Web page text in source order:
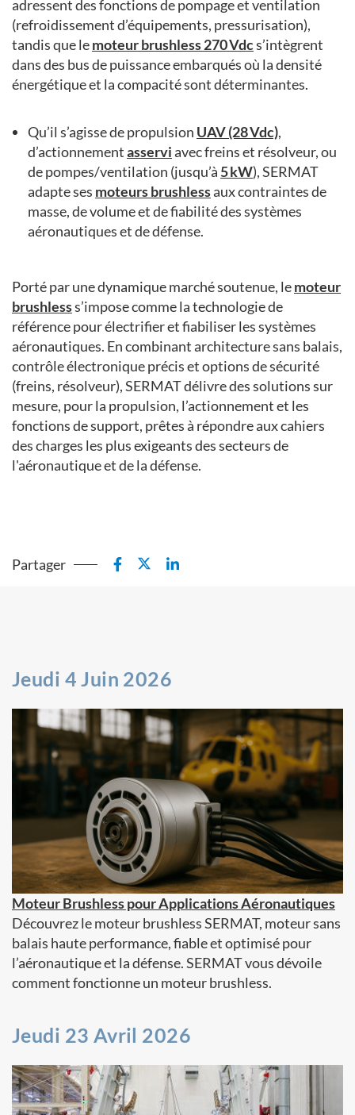
adressent des fonctions de pompage et ventilation
(refroidissement d’équipements, pressurisation),
tandis que lemoteur brushless 270 Vdcs’intègrent
dans des bus de puissance embarqués où la densité
énergétique et la compacité sont déterminantes.
Qu’il s’agisse de propulsion UAV (28 Vdc),
d’actionnementasserviavec freins et résolveur, ou
de pompes/ventilation (jusqu’à 5 kW), SERMAT
adapte ses moteurs brushlessaux contraintes de
masse, de volume et de fiabilité des systèmes
aéronautiques et de défense.
Porté par une dynamique marché soutenue, lemoteur
brushlesss’impose comme la technologie de
référence pour électrifier et fiabiliser les systèmes
aéronautiques. En combinant architecture sans balais,
contrôle électronique précis et options de sécurité
(freins, résolveur), SERMAT délivre des solutions sur
mesure, pour la propulsion, l’actionnement et les
fonctions de support, prêtes à répondre aux cahiers
des charges les plus exigeants des secteurs de
l'aéronautique et de la défense.
Partager
Jeudi 4 Juin 2026
Moteur Brushless pour Applications Aéronautiques
Découvrez le moteur brushless SERMAT, moteur sans
balais haute performance, fiable et optimisé pour
l’aéronautique et la défense. SERMAT vous dévoile
comment fonctionne un moteur brushless.
Jeudi 23 Avril 2026